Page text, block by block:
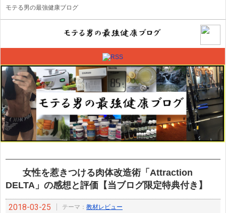
モテる男の最強健康ブログ
女性を惹きつける肉体改造術「Attraction
DELTA」の感想と評価【当ブログ限定特典付き】
2018-03-25 テーマ： 教材レビュー